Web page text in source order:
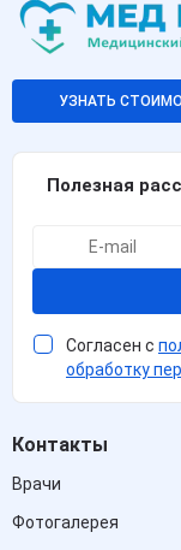
УЗНАТЬ
Полезная
Согласен с
обработку
Контакты
Врачи
Фотогалерея